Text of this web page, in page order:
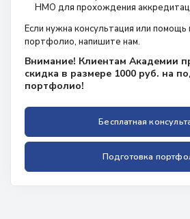
НМО для прохождения
Если нужна консультация или помощь
портфолио, напишите нам.
Внимание! Клиентам Академии
скидка в размере 1000 руб. на
портфолио!
Бесплатная
Подготовка